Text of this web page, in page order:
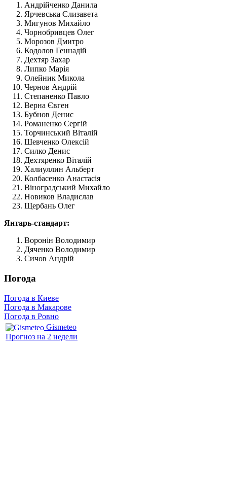
Андрійченко Данила
Ярчевська Єлизавета
Мигунов Михайло
Чорнобривцев Олег
Морозов Дмитро
Кодолов Геннадій
Дехтяр Захар
Липко Марія
Олейник Микола
Чернов Андрій
Степаненко Павло
Верна Євген
Бубнов Денис
Романенко Сергій
Торчинський Віталій
Шевченко Олексій
Силко Денис
Дехтяренко Віталій
Халиуллин Альберт
Колбасенко Анастасія
Віноградський Михайло
Новиков Владислав
Щербань Олег
Янтарь-стандарт:
Воронін Володимир
Дяченко Володимир
Сичов Андрій
Погода
Погода в Киеве
Погода в Макарове
Погода в Ровно
Gismeteo
Прогноз на 2 недели